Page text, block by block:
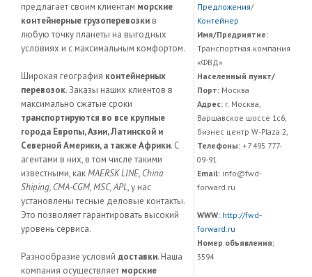
предлагает своим клиентам морские
контейнерные грузоперевозки в
любую точку планеты на выгодных
условиях и с максимальным комфортом.
Широкая география контейнерных
перевозок. Заказы наших клиентов в
максимально сжатые сроки
транспортируются во все крупные
города Европы, Азии, Латинской и
Северной Америки, а также Африки. С
агентами в них, в том числе такими
известными, какMAERSK LINE, China
Shiping, CMA-CGM, MSC, APL, у нас
установлены тесные деловые контакты.
Это позволяет гарантировать высокий
уровень сервиса.
Разнообразие условий доставки. Наша
компания осуществляет морские
Предложения/
Контейнер
Имя/Предриятие:
Транспортная компания
«ФВД»
Населенный пункт/
Порт:Москва
Адрес:г. Москва,
Варшавское шоссе 1с6,
бизнес центр W-Plaza 2,
Телефоны:+7 495 777-
09-91
Email:info@fwd-
forward.ru
WWW: http://fwd-
forward.ru
Номер объявления:
3594